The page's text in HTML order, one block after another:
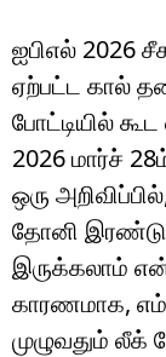
ஐபிஎல் 2026
ஏற்பட்ட கால்
போட்டியில்
2026 மார்ச்
ஒரு
தோனி
இருக்கலாம்
காரணமாக,
முழுவதும் லீக்